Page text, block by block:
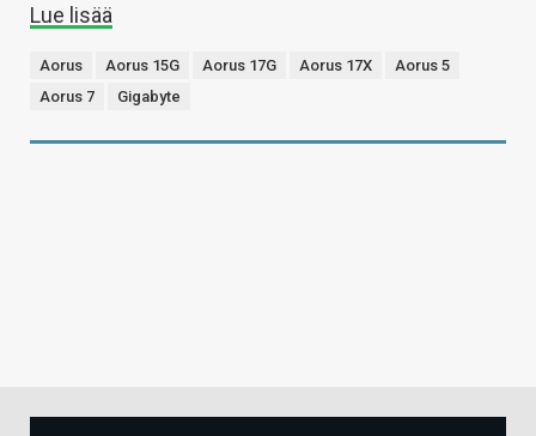
Lue lisää
Aorus Aorus 15G Aorus 17G Aorus 17X
Aorus 5
Aorus 7
Gigabyte